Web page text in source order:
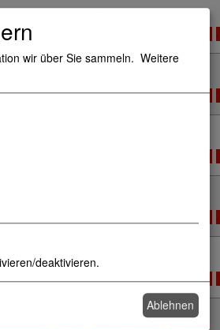
Kita Kinderkrippen Krippen
Neudorf-Bornstein
Kita Kinderkrippen Krippen
wir über Sie sammeln. Weitere
deaktivieren.
Ablehnen